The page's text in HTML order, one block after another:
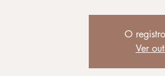
O
Ver